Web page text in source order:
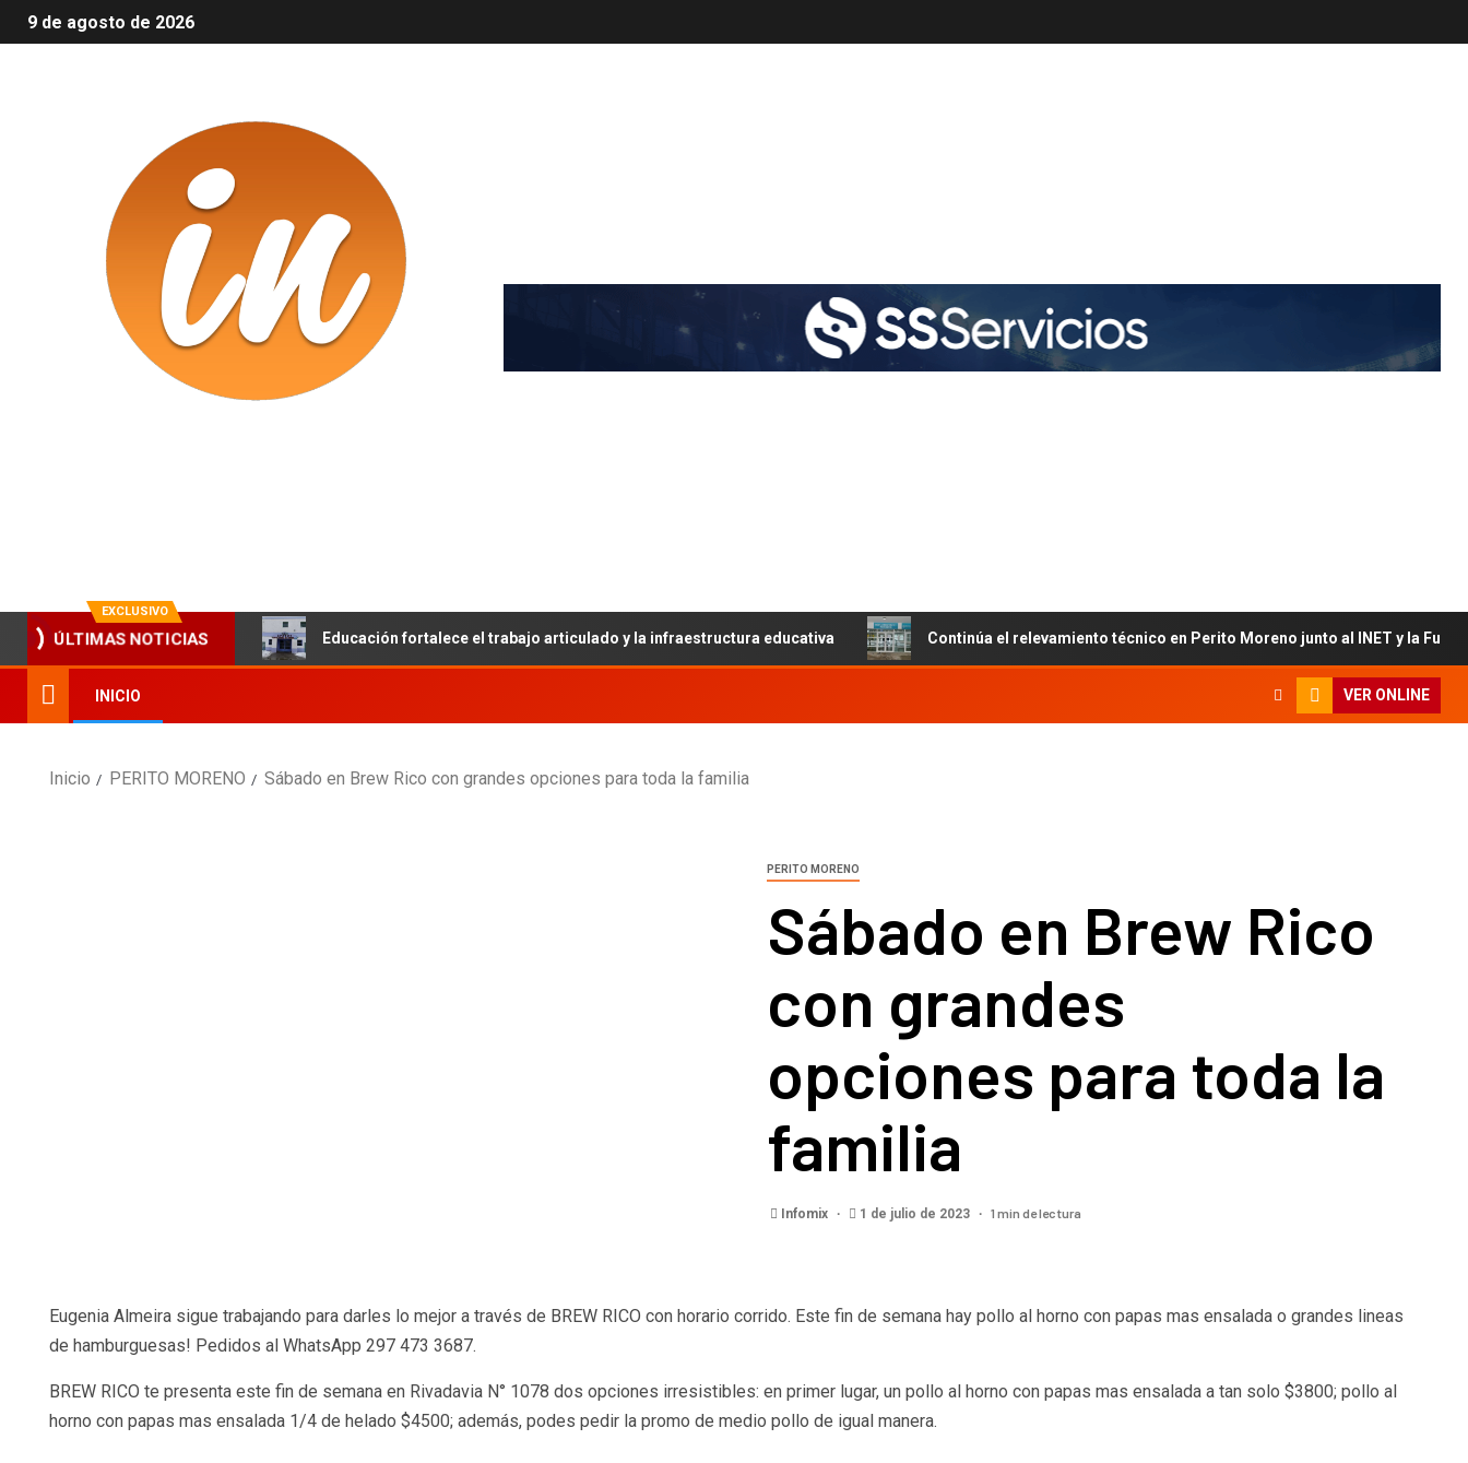
9 de agosto de 2026
EXCLUSIVO
ÚLTIMAS NOTICIAS Educación fortalece el trabajo articulado y la infraestructura educativa Continúa el relevamiento técnico en Perito Moreno junto al INET y la
INICIO VER ONLINE
Inicio PERITO MORENO Sábado en Brew Rico con grandes opciones para toda la familia
PERITO MORENO
Sábado en Brew Rico
con grandes
opciones para toda la
familia
Infomix 1 de julio de 2023 1 min de lectura
Eugenia Almeira sigue trabajando para darles lo mejor a través de BREW RICO con horario corrido. Este fin de semana hay pollo al horno con papas mas ensalada o grandes lineas
de hamburguesas! Pedidos al WhatsApp 297 473 3687.
BREW RICO te presenta este fin de semana en Rivadavia N° 1078 dos opciones irresistibles: en primer lugar, un pollo al horno con papas mas ensalada a tan solo $3800; pollo al
horno con papas mas ensalada 1/4 de helado $4500; además, podes pedir la promo de medio pollo de igual manera.